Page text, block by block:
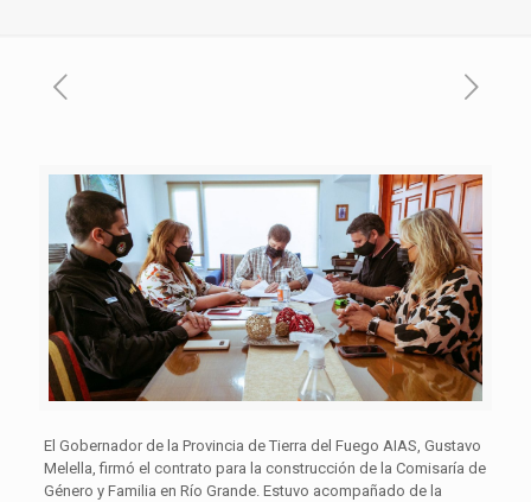
El Gobernador de la Provincia de Tierra del Fuego AIAS, Gustavo
Melella, firmó el contrato para la construcción de la Comisaría de
Género y Familia en Río Grande. Estuvo acompañado de la